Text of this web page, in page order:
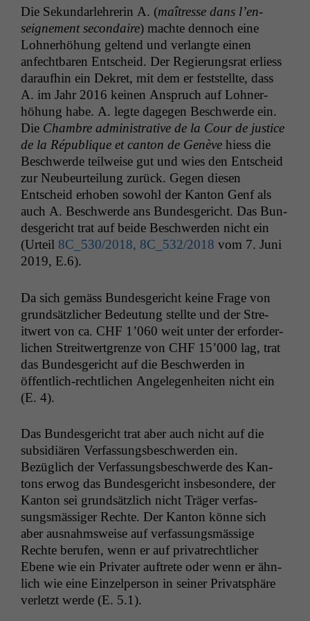
Die Sekun­dar­lehrerin A. (maîtresse dans l’en­
seigne­ment sec­ondaire) machte den­noch eine
Lohn­er­höhung gel­tend und ver­langte einen
anfecht­baren Entscheid. Der Regierungsrat erliess
daraufhin ein Dekret, mit dem er fest­stellte, dass
A. im Jahr 2016 keinen Anspruch auf Lohn­er­
höhung habe. A. legte dage­gen Beschw­erde ein.
Die Cham­bre admin­is­tra­tive de la Cour de jus­tice
de la République et can­ton de Genève hiess die
Beschw­erde teil­weise gut und wies den Entscheid
zur Neubeurteilung zurück. Gegen diesen
Entscheid erhoben sowohl der Kan­ton Genf als
auch A. Beschw­erde ans Bun­des­gericht. Das Bun­
des­gericht trat auf bei­de Beschw­er­den nicht ein
(Urteil 8C_530/2018, 8C_532/2018 vom 7. Juni
2019, E.6).
Da sich gemäss Bun­des­gericht keine Frage von
grund­sät­zlich­er Bedeu­tung stellte und der Stre­
itwert von ca. CHF 1’060 weit unter der erforder­
lichen Stre­itwert­gren­ze von CHF 15’000 lag, trat
das Bun­des­gericht auf die Beschw­er­den in
öffentlich-rechtlichen Angele­gen­heit­en nicht ein
(E. 4).
Das Bun­des­gericht trat aber auch nicht auf die
sub­sidiären Ver­fas­sungs­beschw­er­den ein.
Bezüglich der Ver­fas­sungs­beschw­erde des Kan­
tons erwog das Bun­des­gericht ins­beson­dere, der
Kan­ton sei grund­sät­zlich nicht Träger ver­fas­
sungsmäs­siger Rechte. Der Kan­ton könne sich
aber aus­nahm­sweise auf ver­fas­sungsmäs­sige
Rechte berufen, wenn er auf pri­va­trechtlich­er
Ebene wie ein Pri­vater auftrete oder wenn er ähn­
lich wie eine Einzelper­son in sein­er Pri­vat­sphäre
ver­let­zt werde (E. 5.1).